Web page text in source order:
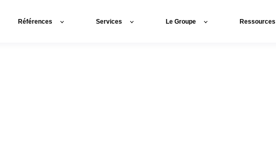
Références Services Le Groupe Ressources